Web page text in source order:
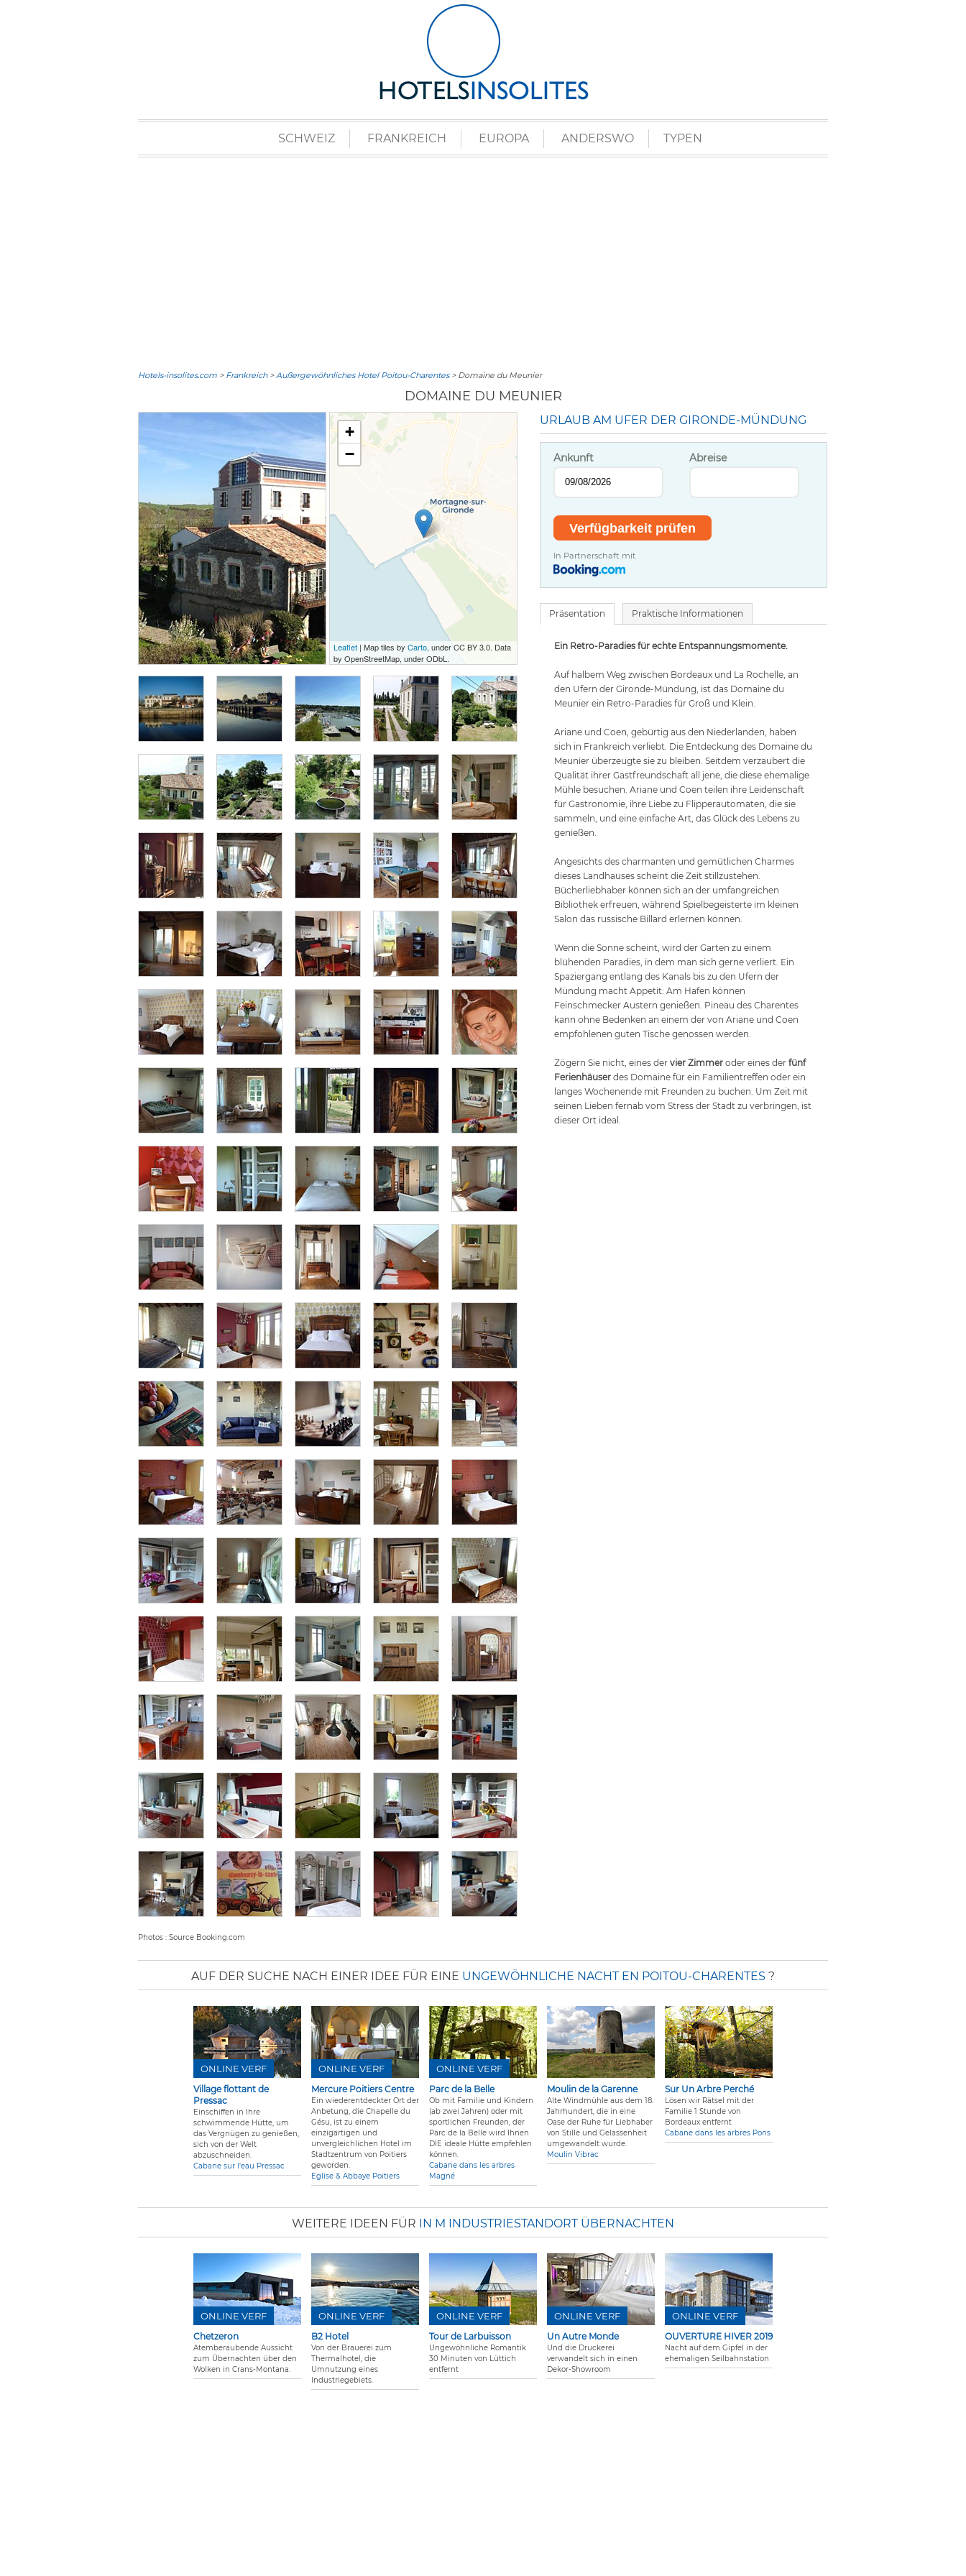
SCHWEIZ FRANKREICH EUROPA ANDERSWO TYPEN
Hotels-insolites.com > Frankreich>Außergewöhnliches Hotel Poitou-Charentes> Domaine du Meunier
DOMAINE DU MEUNIER
+
−
Leaflet | Map tiles by Carto, under CC BY 3.0. Data
by OpenStreetMap, under ODbL.
Photos : Source Booking.com
URLAUB AM UFER DER GIRONDE-MÜNDUNG
Ankunft Abreise
In Partnerschaft mit
Präsentation Praktische Informationen
Ein Retro-Paradies für echte Entspannungsmomente.
Auf halbem Weg zwischen Bordeaux und La Rochelle, an
den Ufern der Gironde-Mündung, ist das Domaine du
Meunier ein Retro-Paradies für Groß und Klein.
Ariane und Coen, gebürtig aus den Niederlanden, haben
sich in Frankreich verliebt. Die Entdeckung des Domaine du
Meunier überzeugte sie zu bleiben. Seitdem verzaubert die
Qualität ihrer Gastfreundschaft all jene, die diese ehemalige
Mühle besuchen. Ariane und Coen teilen ihre Leidenschaft
für Gastronomie, ihre Liebe zu Flipperautomaten, die sie
sammeln, und eine einfache Art, das Glück des Lebens zu
genießen.
Angesichts des charmanten und gemütlichen Charmes
dieses Landhauses scheint die Zeit stillzustehen.
Bücherliebhaber können sich an der umfangreichen
Bibliothek erfreuen, während Spielbegeisterte im kleinen
Salon das russische Billard erlernen können.
Wenn die Sonne scheint, wird der Garten zu einem
blühenden Paradies, in dem man sich gerne verliert. Ein
Spaziergang entlang des Kanals bis zu den Ufern der
Mündung macht Appetit: Am Hafen können
Feinschmecker Austern genießen. Pineau des Charentes
kann ohne Bedenken an einem der von Ariane und Coen
empfohlenen guten Tische genossen werden.
Zögern Sie nicht, eines der vier Zimmer oder eines der fünf
Ferienhäuser des Domaine für ein Familientreffen oder ein
langes Wochenende mit Freunden zu buchen. Um Zeit mit
seinen Lieben fernab vom Stress der Stadt zu verbringen, ist
dieser Ort ideal.
AUF DER SUCHE NACH EINER IDEE FÜR EINE UNGEWÖHNLICHE NACHT EN POITOU-CHARENTES ?
Village flottant de
Pressac
Einschiffen in Ihre
schwimmende Hütte, um
das Vergnügen zu genießen,
sich von der Welt
abzuschneiden.
Cabane sur l'eau Pressac
ONLINE VERF
Mercure Poitiers Centre
Ein wiederentdeckter Ort der
Anbetung, die Chapelle du
Gésu, ist zu einem
einzigartigen und
unvergleichlichen Hotel im
Stadtzentrum von Poitiers
geworden.
Eglise & Abbaye Poitiers
ONLINE VERF
Parc de la Belle
Ob mit Familie und Kindern
(ab zwei Jahren) oder mit
sportlichen Freunden, der
Parc de la Belle wird Ihnen
DIE ideale Hütte empfehlen
können.
Cabane dans les arbres
Magné
ONLINE VERF
Moulin de la Garenne
Alte Windmühle aus dem 18.
Jahrhundert, die in eine
Oase der Ruhe für Liebhaber
von Stille und Gelassenheit
umgewandelt wurde.
Moulin Vibrac
Sur Un Arbre Perché
Lösen wir Rätsel mit der
Familie 1 Stunde von
Bordeaux entfernt
Cabane dans les arbres Pons
WEITERE IDEEN FÜR IN M INDUSTRIESTANDORT ÜBERNACHTEN
Chetzeron
Atemberaubende Aussicht
zum Übernachten über den
Wolken in Crans-Montana.
ONLINE VERF
B2 Hotel
Von der Brauerei zum
Thermalhotel, die
Umnutzung eines
Industriegebiets.
ONLINE VERF
Tour de Larbuisson
Ungewöhnliche Romantik
30 Minuten von Lüttich
entfernt
ONLINE VERF
Un Autre Monde
Und die Druckerei
verwandelt sich in einen
Dekor-Showroom
ONLINE VERF
OUVERTURE HIVER 2019
Nacht auf dem Gipfel in der
ehemaligen Seilbahnstation
ONLINE VERF